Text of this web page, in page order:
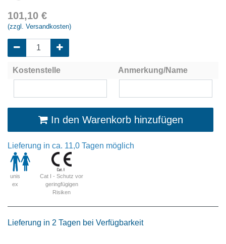
101,10 €
(zzgl. Versandkosten)
Kostenstelle Anmerkung/Name
In den Warenkorb hinzufügen
Lieferung in ca. 11,0 Tagen möglich
unis
ex
Cat I - Schutz vor
geringfügigen
Risiken
Lieferung in 2 Tagen bei Verfügbarkeit